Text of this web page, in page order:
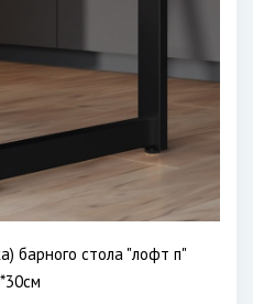
барного стола "лофт п"